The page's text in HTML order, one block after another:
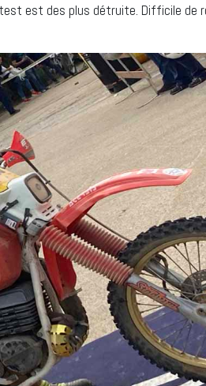
est des plus détruite. Difficile de